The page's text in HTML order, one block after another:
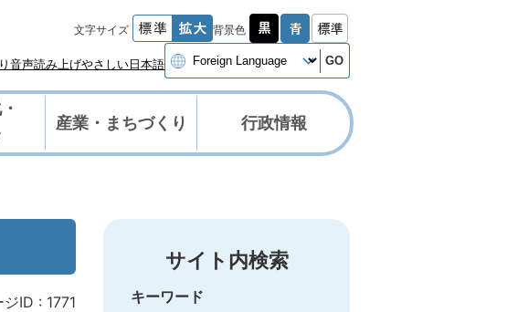
文字サイズ 背景色
音声読み上げやさしい日本語 GO
産業・まちづくり 行政情報
ジID : 1771
サイト内検索
キーワード